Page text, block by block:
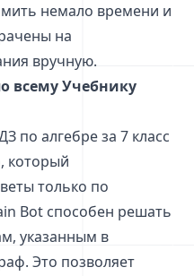
немало времени и
на
вручную.
всему Учебнику
по алгебре за 7 класс
который
только по
Bot способен решать
указанным в
Это позволяет